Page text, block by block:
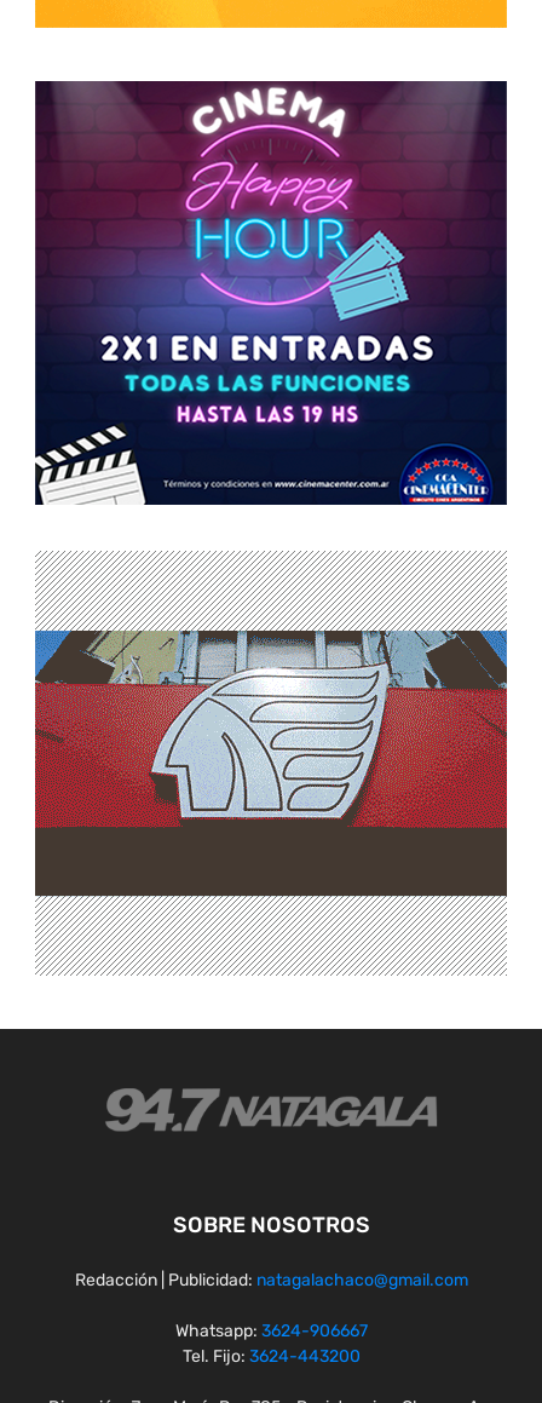
SOBRE NOSOTROS
Redacción | Publicidad: natagalachaco@gmail.com
Whatsapp: 3624-906667
Tel. Fijo: 3624-443200